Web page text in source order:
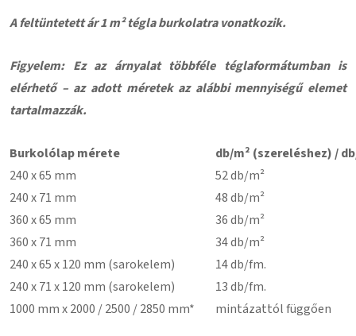
A feltüntetett ár 1 m² tégla burkolatra vonatkozik.
Figyelem: Ez az árnyalat többféle téglaformátumban is
elérhető – az adott méretek az alábbi mennyiségű elemet
tartalmazzák.
Burkolólap mérete
db/m² (szereléshez) /
240 x 65 mm
52 db/m²
240 x 71 mm
48 db/m²
360 x 65 mm
36 db/m²
360 x 71 mm
34 db/m²
240 x 65 x 120 mm (sarokelem)
14 db/fm.
240 x 71 x 120 mm (sarokelem)
13 db/fm.
1000 mm x 2000 / 2500 / 2850 mm*
mintázattól függően